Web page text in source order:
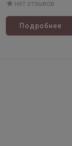
нет отзывов
Подробнее